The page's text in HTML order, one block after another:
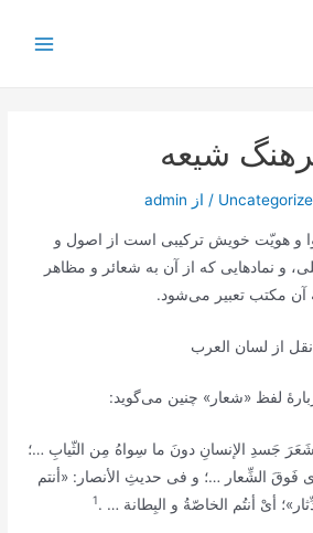
شیعه
/ از admin
و هویّت خویش ترکیبی است از اصول و
و نمادهایی که از آن به شعائر و مظاهر
آن مکتب تعبیر می‌شود.
از لسان العرب
لفظ «شعار» چنین می‌گوید:
جَسدِ الإنسانِ دونَ ما سِواهُ مِن الثّیابِ …؛
فَوقَ الشِّعار …؛ و فی حدیثِ الأنصار: «أنتم
أیْ أنتُم الخاصّةُ و البِطانة … .
1